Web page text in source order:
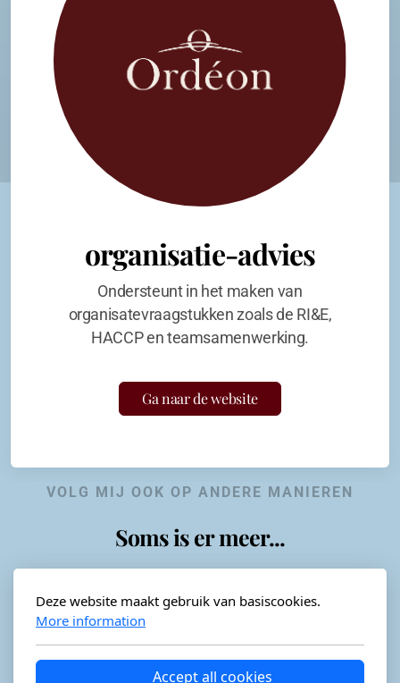
organisatie-advies
Ondersteunt in het maken van
organisatevraagstukken zoals de RI&E,
HACCP en teamsamenwerking.
Ga naar de website
VOLG MIJ OOK OP ANDERE MANIEREN
Soms is er meer...
Horeca-advies
Deze website maakt gebruik van basiscookies.
More information
Accept all cookies